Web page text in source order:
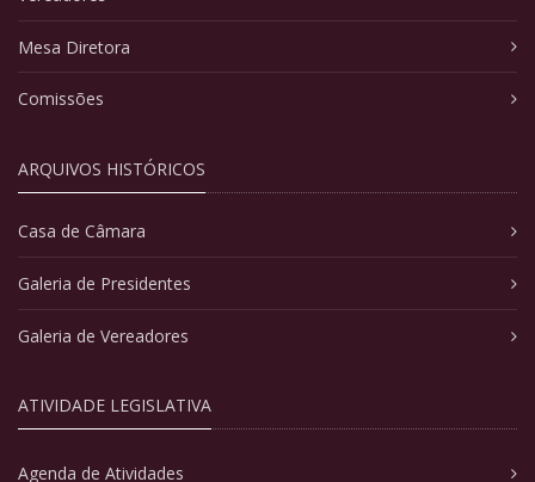
Mesa Diretora
Comissões
ARQUIVOS HISTÓRICOS
Casa de Câmara
Galeria de Presidentes
Galeria de Vereadores
ATIVIDADE LEGISLATIVA
Agenda de Atividades